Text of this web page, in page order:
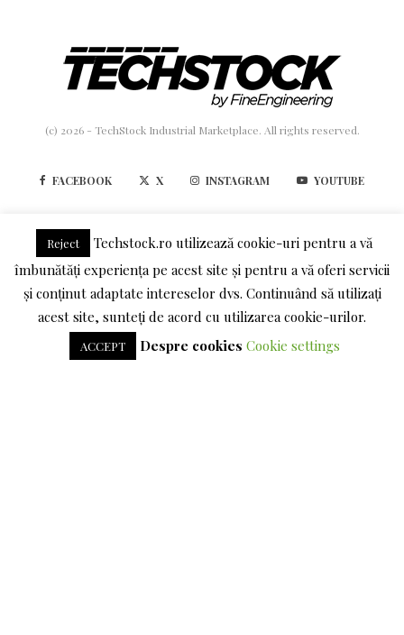
(c) 2026 - TechStock Industrial Marketplace. All rights reserved.
FACEBOOK X INSTAGRAM YOUTUBE
LINKEDIN
TERMENI SI CONDITII POLITICA DE CONFIDENTIALITATE
DESPRE COOKIES
Reject
Techstock.ro utilizează cookie-uri pentru a vă
îmbunătăți experiența pe acest site și pentru a vă oferi servicii
și conținut adaptate intereselor dvs. Continuând să utilizați
acest site, sunteți de acord cu utilizarea cookie-urilor.
ACCEPT Despre cookies Cookie settings